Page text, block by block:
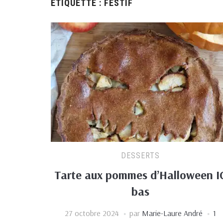
ÉTIQUETTE : FESTIF
DESSERTS
Tarte aux pommes d’Halloween
bas
27 octobre 2024 par Marie-Laure André
1